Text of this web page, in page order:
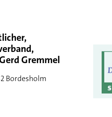
Gremmel
Bordesholm